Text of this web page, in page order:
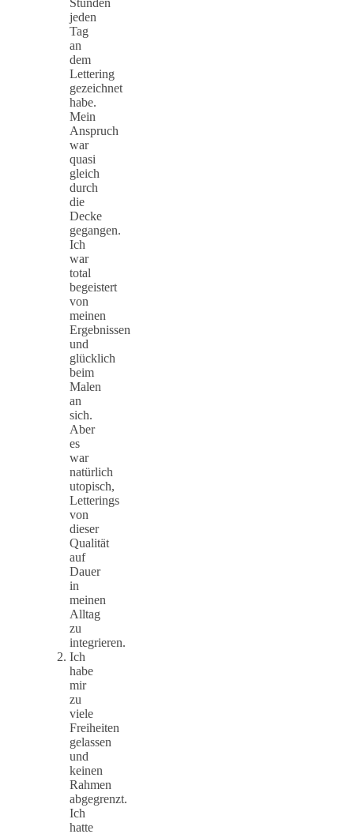
jeden
Tag
an
dem
Lettering
gezeichnet
habe.
Mein
Anspruch
war
quasi
gleich
durch
die
Decke
gegangen.
Ich
war
total
begeistert
von
meinen
Ergebnissen
und
glücklich
beim
Malen
an
sich.
Aber
es
war
natürlich
utopisch,
Letterings
von
dieser
Qualität
auf
Dauer
in
meinen
Alltag
zu
integrieren.
Ich
habe
mir
zu
viele
Freiheiten
gelassen
und
keinen
Rahmen
abgegrenzt.
Ich
hatte